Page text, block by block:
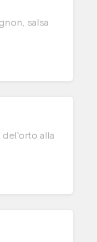
salsa
del'orto alla